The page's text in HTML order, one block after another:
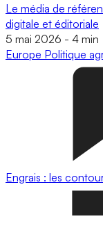
Le média de
digitale et éditoriale
5 mai 2026 - 4 min
Europe Politique
Engrais : les